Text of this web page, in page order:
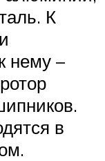
К
нему –
в